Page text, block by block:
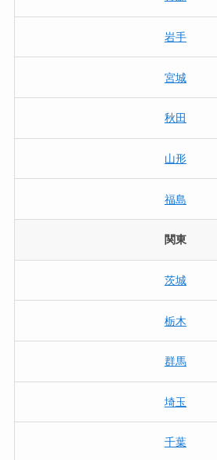
岩手
宮城
秋田
山形
福島
関東
茨城
栃木
群馬
埼玉
千葉